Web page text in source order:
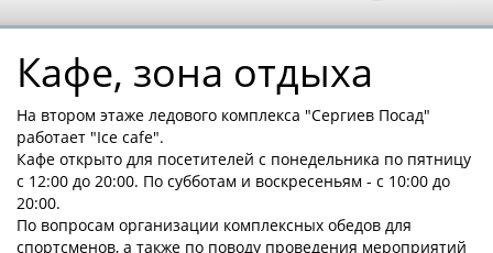
Кафе, зона отдыха
На втором этаже ледового комплекса "Сергиев Посад"
работает "Ice cafe".
Кафе открыто для посетителей с понедельника по пятницу
с 12:00 до 20:00. По субботам и воскресеньям - с 10:00 до
20:00.
По вопросам организации комплексных обедов для
спортсменов, а также по поводу проведения мероприятий